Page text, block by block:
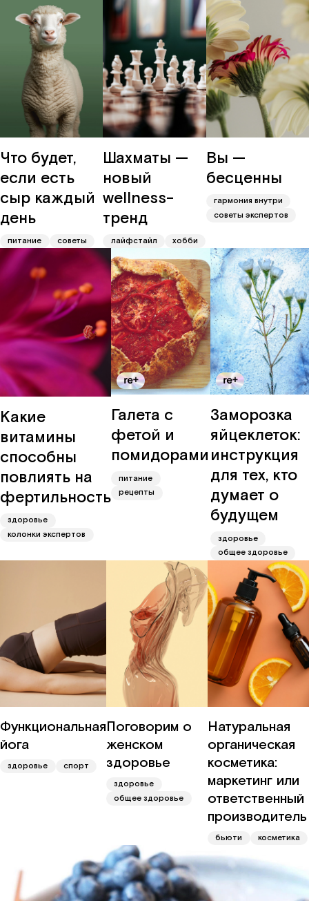
Что будет,
если есть
сыр каждый
день
питание советы
Шахматы —
новый
wellness-
тренд
лайфстайл хобби
Вы —
бесценны
гармония внутри
советы экспертов
Какие
витамины
способны
повлиять на
фертильность
здоровье
колонки экспертов
Галета с
фетой и
помидорами
питание
рецепты
Заморозка
яйцеклеток:
инструкция
для тех, кто
думает о
будущем
здоровье
общее здоровье
Функциональная
йога
здоровье спорт
Поговорим о
женском
здоровье
здоровье
общее здоровье
Натуральная
органическая
косметика:
маркетинг или
ответственный
производитель
бьюти косметика